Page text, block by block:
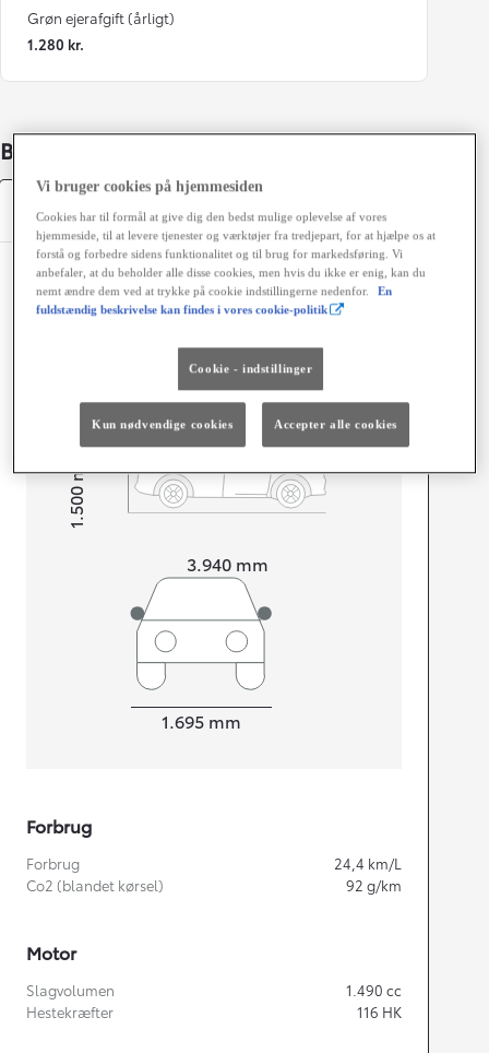
Grøn ejerafgift (årligt)
1.280 kr.
Bildetaljer
Specifikationer
Dimensioner og mål
Døre
3.940 mm
Højt1.500
mm
1.695 mm
Forbrug
Forbrug 24,4 km/L
Co2 (blandet kørsel)
92 g/km
Motor
Slagvolumen 1.490 cc
Hestekræfter
116 HK
Vi bruger cookies på hjemmesiden
Cookies har til formål at give dig den bedst mulige oplevelse af vores
hjemmeside, til at levere tjenester og værktøjer fra tredjepart, for at hjælpe os at
forstå og forbedre sidens funktionalitet og til brug for markedsføring. Vi
anbefaler, at du beholder alle disse cookies, men hvis du ikke er enig, kan du
nemt ændre dem ved at trykke på cookie indstillingerne nedenfor.
En
fuldstændig beskrivelse kan findes i vores cookie-politik
Cookie - indstillinger
Kun nødvendige cookies Accepter alle cookies